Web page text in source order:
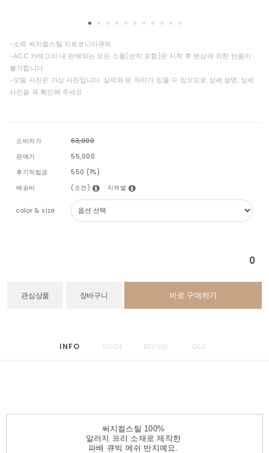
-소재 써지컬스틸 지르코니아큐빅
-ACC 카테고리 내 판매되는 모든 소품(반지 포함)은 시착 후 변심에 의한 반품이
불가합니다
-모델 사진은 가상 사진입니다. 실제와 핏 차이가 있을 수 있으므로 상세 설명, 상세
사진을 꼭 확인해 주세요
소비자가
63,000
판매가
55,000
후기적립금
550 (1%)
배송비
(조건) 지역별
color & size
0
관심상품 장바구니 바로 구매하기
INFO GUIDE REVIEW Q&A
써지컬스틸 100%
알러지 프리 소재로 제작한
파배 큐빅 메쉬 반지예요.